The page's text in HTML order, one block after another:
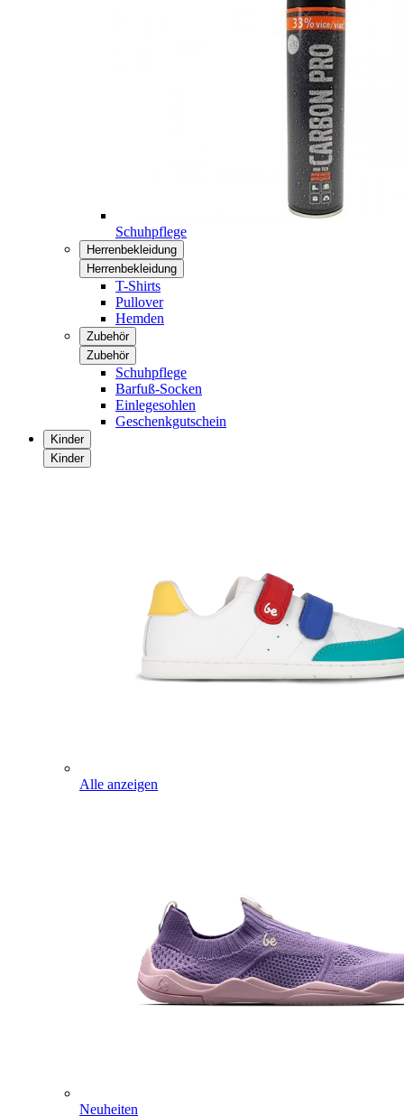
Schuhpflege
Herrenbekleidung
Herrenbekleidung
T-Shirts
Pullover
Hemden
Zubehör
Zubehör
Schuhpflege
Barfuß-Socken
Einlegesohlen
Geschenkgutschein
Kinder
Kinder
Alle anzeigen
Neuheiten